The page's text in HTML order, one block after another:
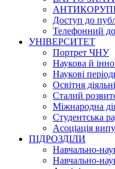
Доступ до
Телефонний
УНІВЕРСИТЕТ
Портрет ЧНУ
Наукова й
Наукові
Освітня
Сталий
Міжнародна
Студентська
Асоціація
ПІДРОЗДІЛИ
Навчально-
Навчально-